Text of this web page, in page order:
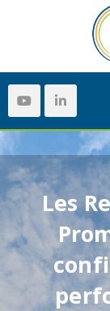
Les